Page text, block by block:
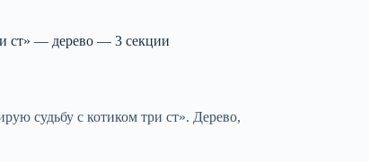
ст» — дерево — 3 секции
судьбу с котиком три ст». Дерево,